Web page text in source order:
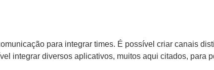
para integrar times. É possível criar canais
integrar diversos aplicativos, muitos aqui citados, para